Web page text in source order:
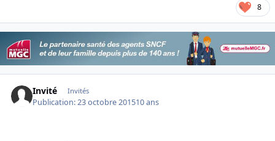
8
Invité Invités
Publication:23 octobre 201510 ans